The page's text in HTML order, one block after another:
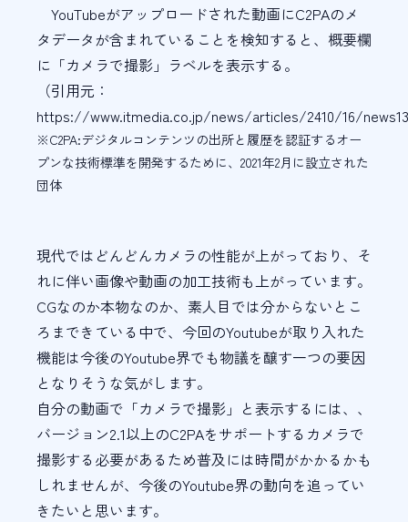
YouTubeがアップロードされた動画にC2PAのメ
タデータが含まれていることを検知すると、概要欄
に「カメラで撮影」ラベルを表示する。
（引用元：
https://www.itmedia.co.jp/news/articles/2410/16/
※C2PA:デジタルコンテンツの出所と履歴を認証するオー
プンな技術標準を開発するために、2021年2月に設立された
団体
現代ではどんどんカメラの性能が上がっており、そ
れに伴い画像や動画の加工技術も上がっています。
CGなのか本物なのか、素人目では分からないとこ
ろまできている中で、今回のYoutubeが取り入れた
機能は今後のYoutube界でも物議を醸す一つの要因
となりそうな気がします。
自分の動画で「カメラで撮影」と表示するには、、
バージョン2.1以上のC2PAをサポートするカメラで
撮影する必要があるため普及には時間がかかるかも
しれませんが、今後のYoutube界の動向を追ってい
きたいと思います。